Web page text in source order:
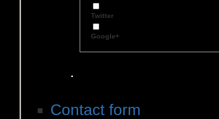
Twitter
Google+
.
Contact form